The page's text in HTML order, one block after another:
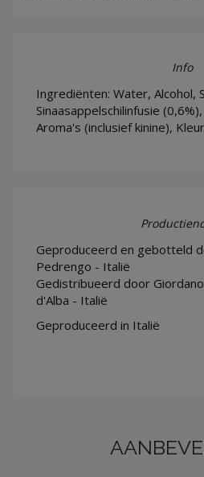
Info
Ingrediënten: Water, Alcohol,
Sinaasappelschilinfusie
Aroma's (inclusief kinine),
Geproduceerd en gebotteld
Pedrengo - Italië
Gedistribueerd door Giordano
d'Alba - Italië
Geproduceerd in Italië